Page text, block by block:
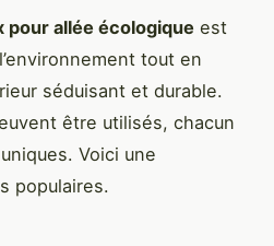
pour allée écologique est
tout en
séduisant et durable.
être utilisés, chacun
Voici une
populaires.